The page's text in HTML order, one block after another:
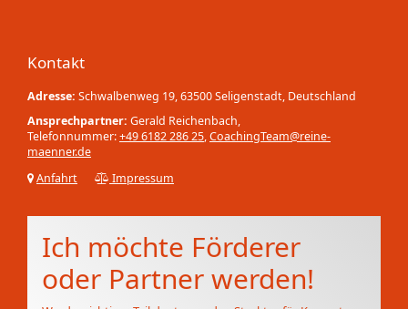
Kontakt
Adresse: Schwalbenweg 19, 63500 Seligenstadt, Deutschland
Ansprechpartner: Gerald Reichenbach,
Telefonnummer:+49 6182 286 25,CoachingTeam@reine-
maenner.de
Anfahrt
Impressum
Ich möchte Förderer
oder Partner werden!